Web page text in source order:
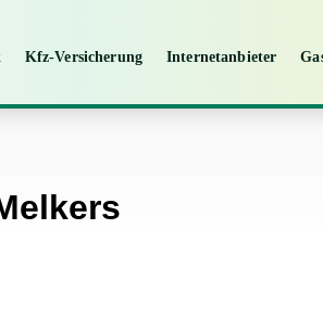
Kfz-Versicherung Internetanbieter